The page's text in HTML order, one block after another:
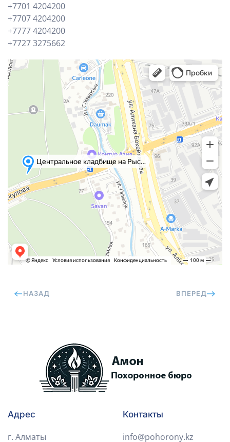
+7701 4204200
+7707 4204200
+7777 4204200
+7727 3275662
НАЗАД ВПЕРЕД
Адрес
г. Алматы
Контакты
info@pohorony.kz